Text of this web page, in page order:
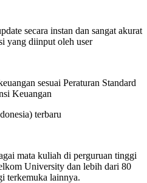
secara instan dan sangat akurat
yang diinput oleh user
sesuai Peraturan Standard
Keuangan
terbaru
mata kuliah di perguruan tinggi
University dan lebih dari 80
terkemuka lainnya.